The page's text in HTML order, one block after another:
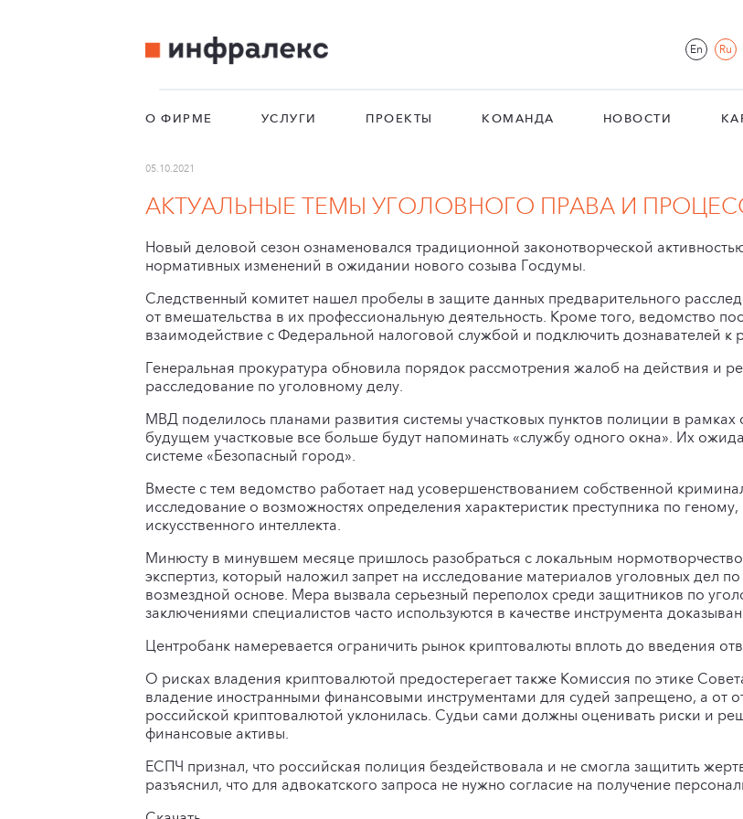
En Ru
О ФИРМЕ УСЛУГИ ПРОЕКТЫ КОМАНДА НОВОСТИ
05.10.2021
АКТУАЛЬНЫЕ ТЕМЫ УГОЛОВНОГО ПРАВА И
Новый деловой сезон ознаменовался традиционной законотворческой
нормативных изменений в ожидании нового созыва Госдумы.
Следственный комитет нашел пробелы в защите данных предварительного
от вмешательства в их профессиональную деятельность. Кроме того, ведомство
взаимодействие с Федеральной налоговой службой и подключить дознавателей к
Генеральная прокуратура обновила порядок рассмотрения жалоб на действия и
расследование по уголовному делу.
МВД поделилось планами развития системы участковых пунктов полиции в
будущем участковые все больше будут напоминать «службу одного окна». Их
системе «Безопасный город».
Вместе с тем ведомство работает над усовершенствованием собственной
исследование о возможностях определения характеристик преступника по
искусственного интеллекта.
Минюсту в минувшем месяце пришлось разобраться с локальным
экспертиз, который наложил запрет на исследование материалов уголовных дел
возмездной основе. Мера вызвала серьезный переполох среди защитников по
заключениями специалистов часто используются в качестве инструмента
Центробанк намеревается ограничить рынок криптовалюты вплоть до введения
О рисках владения криптовалютой предостерегает также Комиссия по этике
владение иностранными финансовыми инструментами для судей запрещено, а от
российской криптовалютой уклонилась. Судьи сами должны оценивать риски и
финансовые активы.
ЕСПЧ признал, что российская полиция бездействовала и не смогла защитить
разъяснил, что для адвокатского запроса не нужно согласие на получение